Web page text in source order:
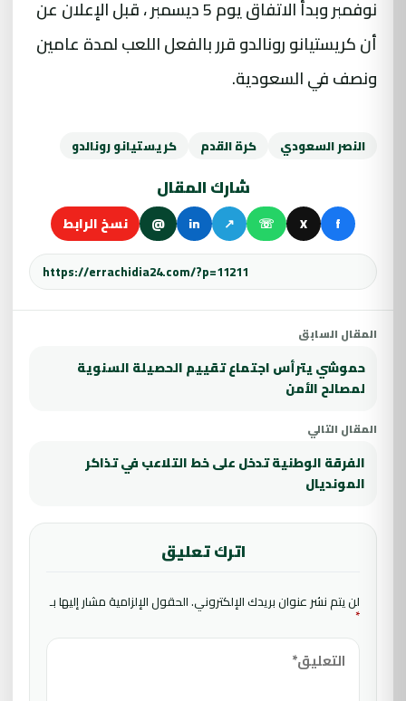
نوفمبر وبدأ الاتفاق يوم 5 ديسمبر ، قبل الإعلان عن
أن كريستيانو رونالدو قرر بالفعل اللعب لمدة عامين
ونصف في السعودية.
النصر السعودي كرة القدم كريستيانو رونالدو
شارك المقال
f
X
☏
↗
in
@ نسخ الرابط
المقال السابق
حموشي يترأس اجتماع تقييم الحصيلة السنوية
لمصالح الأمن
المقال التالي
الفرقة الوطنية تدخل على خط التلاعب في تذاكر
المونديال
اترك تعليق
لن يتم نشر عنوان بريدك الإلكتروني.الحقول الإلزامية مشار إليها بـ
*